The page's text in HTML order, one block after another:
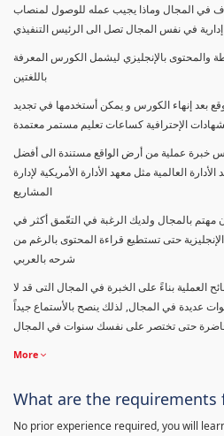
في المجال وماذا يجيب عمله للوصول لمنصاب
إدارية في نفس المجال تصل الى الرئيس التنفيذي
والمحتوى بالإنجليزي ليشمل الكورس المعرفة
باللغتين
بعد إنهاء الكورس و يمكن أستخدمها في تجديد
الإحترافية كساعات تعليم مستمر معتمدة
عملية من أرض الواقع مستندة الى أفضل
العالمية مثل معهد الأدارة الأمريكية لإدارة
المشاريع
بالمجال ولديك الرغبة في التعّمق أكثر في
حتى تستطيع قراءة المحتوى بالرغم من
شرحه بالعربي
العملية بناءً على الخبرة في المجال التى قد لا
عديدة في المجال, لذلك ينصح بالأستماع جيداً
حتى تختصر على نفسك سنوات في المجال
More
What are the requirements
No prior experience required, you will